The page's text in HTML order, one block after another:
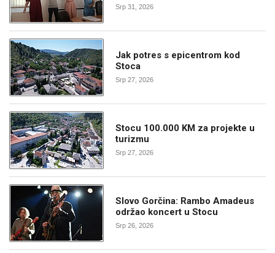
Srp 31, 2026
Jak potres s epicentrom kod
Stoca
Srp 27, 2026
Stocu 100.000 KM za projekte u
turizmu
Srp 27, 2026
Slovo Gorčina: Rambo Amadeus
održao koncert u Stocu
Srp 26, 2026